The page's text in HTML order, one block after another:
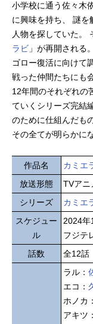
小学校に通う佐々木
に興味を持ち、 謎
人物を探していた。
ラビ 」が再開される
ゴロー復活に向けて
戦った仲間たちにも
12年間のそれぞれの
ていくシリーズ完結
のために仕組んだも
その全てが明らかに
作品名 カミエ
放送形態
TVアニ
シリーズ
カミエ
スケジュー
ル
2024年
フジテ
話数
全12話
ラル：
エコ：
ホノカ：
アキツ：